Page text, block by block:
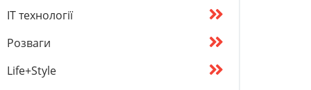
IT технології
Розваги
Life+Style